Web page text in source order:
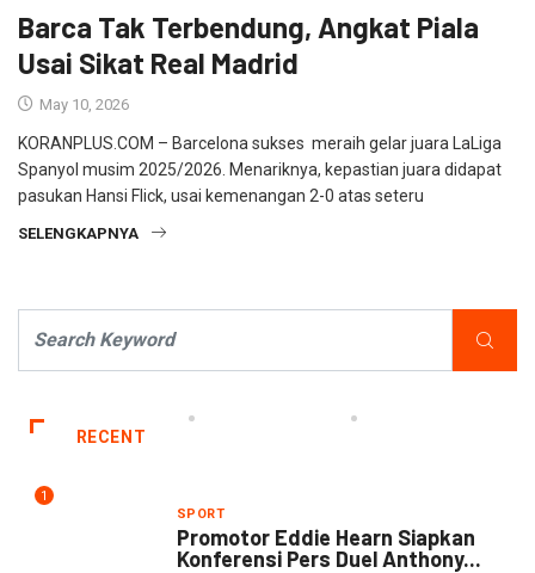
Barca Tak Terbendung, Angkat Piala
Usai Sikat Real Madrid
May 10, 2026
KORANPLUS.COM – Barcelona sukses meraih gelar juara LaLiga
Spanyol musim 2025/2026. Menariknya, kepastian juara didapat
pasukan Hansi Flick, usai kemenangan 2-0 atas seteru
SELENGKAPNYA
RECENT
1
SPORT
Promotor Eddie Hearn Siapkan
Konferensi Pers Duel Anthony...